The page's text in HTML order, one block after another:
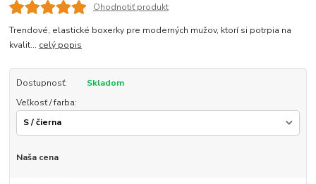
Ohodnotiť produkt
Trendové, elastické boxerky pre moderných mužov, ktorí si potrpia na
kvalit... celý popis
Dostupnosť:
Skladom
Veľkosť / farba:
Naša cena